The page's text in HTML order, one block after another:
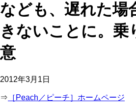
なども、遅れた場
きないことに。乗
意
2012年3月1日
⇒ ［Peach／ピーチ］ホームページ